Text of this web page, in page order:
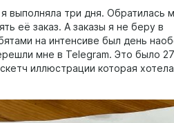
выполняла три дня. Обратилась
её заказ. А заказы я не беру в
на интенсиве был день
мне в Telegram. Это было 27
иллюстрации которая